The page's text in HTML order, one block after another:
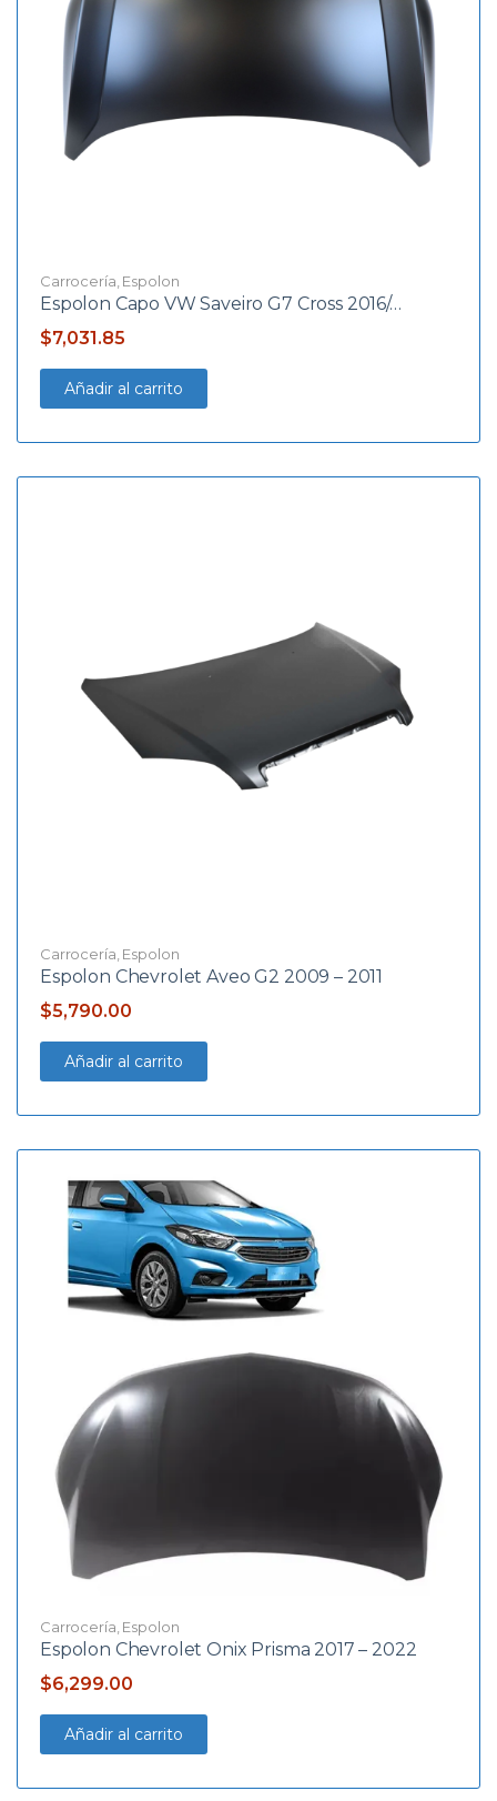
Carrocería Espolon
Espolon Capo VW Saveiro G7 Cross 2016/…
$7,031.85
Añadir al carrito
Carrocería Espolon
Espolon Chevrolet Aveo G2 2009 – 2011
$5,790.00
Añadir al carrito
Carrocería Espolon
Espolon Chevrolet Onix Prisma 2017 – 2022
$6,299.00
Añadir al carrito